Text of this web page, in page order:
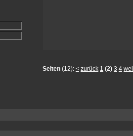
Seiten (12): < zurück 1 (2) 3 4